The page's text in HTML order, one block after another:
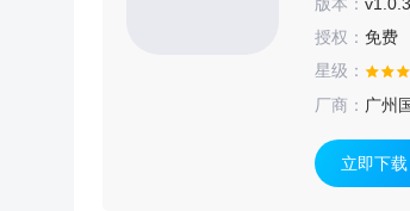
授权： 免费
星级：
厂商： 广州
立即下载